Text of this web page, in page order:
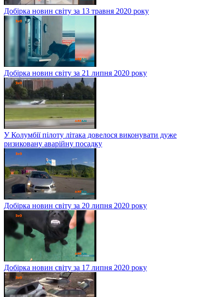
Добірка новин світу за 13 травня 2020 року
Добірка новин світу за 21 липня 2020 року
У Колумбії пілоту літака довелося виконувати дуже
ризиковану аварійну посадку
Добірка новин світу за 20 липня 2020 року
Добірка новин світу за 17 липня 2020 року